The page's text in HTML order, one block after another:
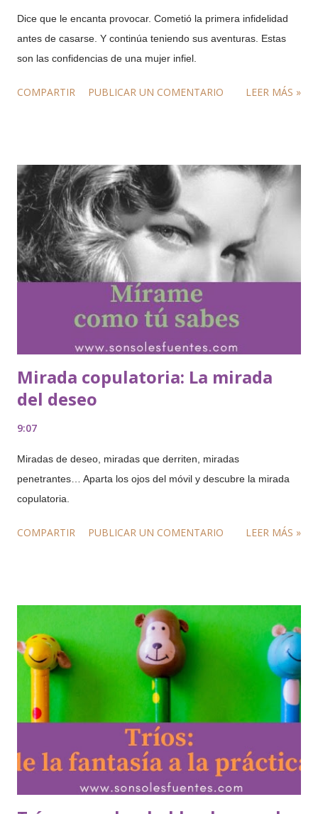
Dice que le encanta provocar. Cometió la primera infidelidad
antes de casarse. Y continúa teniendo sus aventuras. Estas
son las confidencias de una mujer infiel.
COMPARTIR PUBLICAR UN COMENTARIO LEER MÁS »
Mirada copulatoria: La mirada
del deseo
9:07
Miradas de deseo, miradas que derriten, miradas
penetrantes… Aparta los ojos del móvil y descubre la mirada
copulatoria.
COMPARTIR PUBLICAR UN COMENTARIO LEER MÁS »